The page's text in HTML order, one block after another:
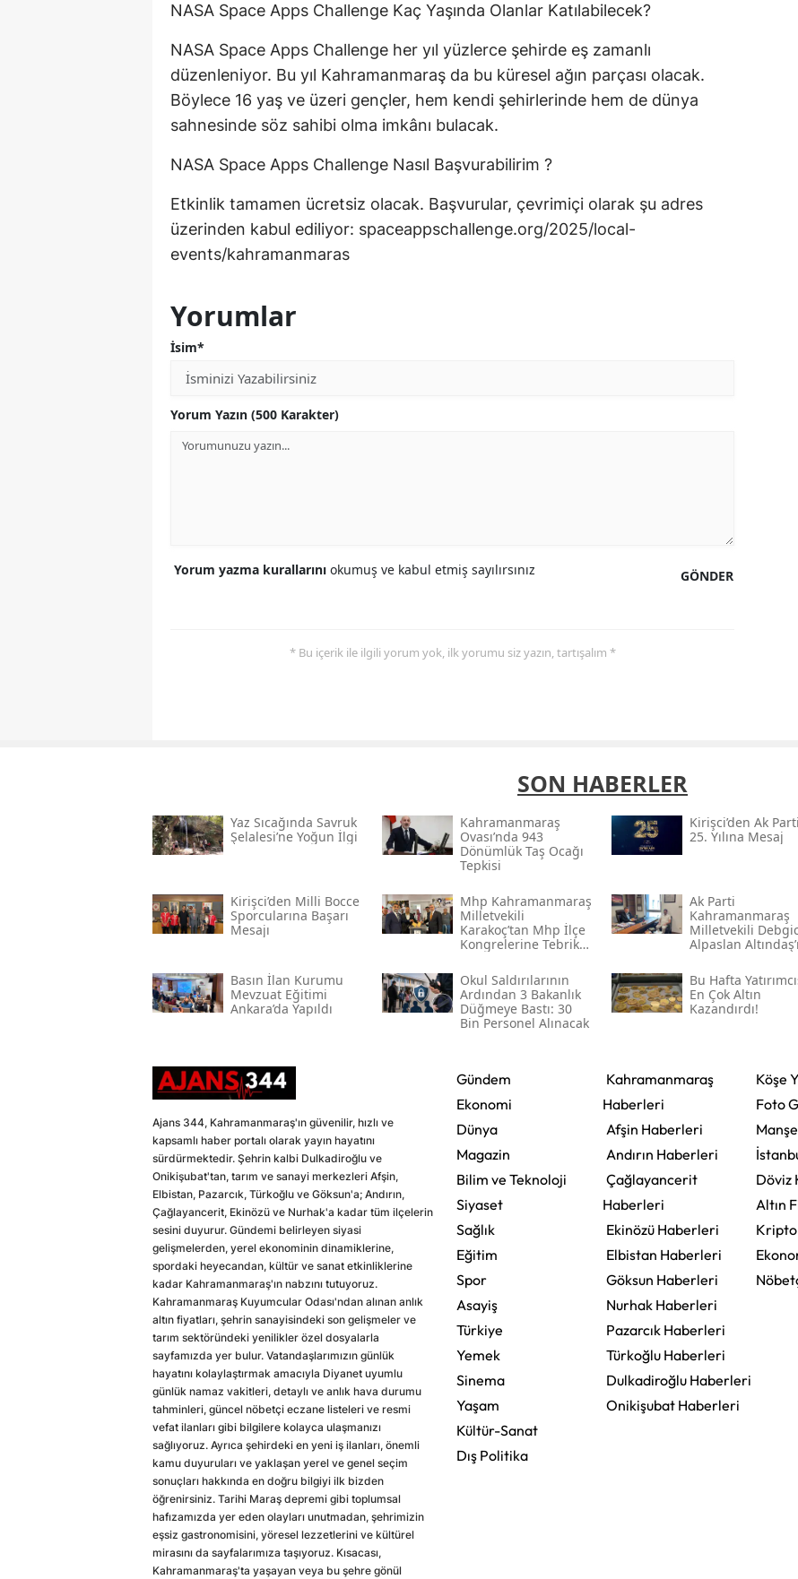
NASA Space Apps Challenge Kaç Yaşında Olanlar Katılabilecek?
NASA Space Apps Challenge her yıl yüzlerce şehirde eş zamanlı
düzenleniyor. Bu yıl Kahramanmaraş da bu küresel ağın parçası olacak.
Böylece 16 yaş ve üzeri gençler, hem kendi şehirlerinde hem de dünya
sahnesinde söz sahibi olma imkânı bulacak.
NASA Space Apps Challenge Nasıl Başvurabilirim ?
Etkinlik tamamen ücretsiz olacak. Başvurular, çevrimiçi olarak şu adres
üzerinden kabul ediliyor: spaceappschallenge.org/2025/local-
events/kahramanmaras
Yorumlar
İsim*
Yorum Yazın (500 Karakter)
GÖNDER
Yorum yazma kurallarını okumuş ve kabul etmiş sayılırsınız
* Bu içerik ile ilgili yorum yok, ilk yorumu siz yazın, tartışalım *
SON HABERLER
Yaz Sıcağında Savruk
Şelalesi’ne Yoğun İlgi
Kahramanmaraş
Ovası’nda 943
Dönümlük Taş Ocağı
Tepkisi
Kirişci’den Ak
25. Yılına Mesaj
Kirişci’den Milli Bocce
Sporcularına Başarı
Mesajı
Mhp Kahramanmaraş
Milletvekili
Karakoç’tan Mhp İlçe
Kongrelerine Tebrik
Ak Parti
Kahramanmaraş
Milletvekili
Alpaslan Altındaş’ı
Basın İlan Kurumu
Mevzuat Eğitimi
Ankara’da Yapıldı
Okul Saldırılarının
Ardından 3 Bakanlık
Düğmeye Bastı: 30
Bin Personel Alınacak
Bu Hafta
En Çok Altın
Kazandırdı!
Ajans 344, Kahramanmaraş'ın güvenilir, hızlı ve
kapsamlı haber portalı olarak yayın hayatını
sürdürmektedir. Şehrin kalbi Dulkadiroğlu ve
Onikişubat'tan, tarım ve sanayi merkezleri Afşin,
Elbistan, Pazarcık, Türkoğlu ve Göksun'a; Andırın,
Çağlayancerit, Ekinözü ve Nurhak'a kadar tüm ilçelerin
sesini duyurur. Gündemi belirleyen siyasi
gelişmelerden, yerel ekonominin dinamiklerine,
spordaki heyecandan, kültür ve sanat etkinliklerine
kadar Kahramanmaraş'ın nabzını tutuyoruz.
Kahramanmaraş Kuyumcular Odası'ndan alınan anlık
altın fiyatları, şehrin sanayisindeki son gelişmeler ve
tarım sektöründeki yenilikler özel dosyalarla
sayfamızda yer bulur. Vatandaşlarımızın günlük
hayatını kolaylaştırmak amacıyla Diyanet uyumlu
günlük namaz vakitleri, detaylı ve anlık hava durumu
tahminleri, güncel nöbetçi eczane listeleri ve resmi
vefat ilanları gibi bilgilere kolayca ulaşmanızı
sağlıyoruz. Ayrıca şehirdeki en yeni iş ilanları, önemli
kamu duyuruları ve yaklaşan yerel ve genel seçim
sonuçları hakkında en doğru bilgiyi ilk bizden
öğrenirsiniz. Tarihi Maraş depremi gibi toplumsal
hafızamızda yer eden olayları unutmadan, şehrimizin
eşsiz gastronomisini, yöresel lezzetlerini ve kültürel
mirasını da sayfalarımıza taşıyoruz. Kısacası,
Kahramanmaraş'ta yaşayan veya bu şehre gönül
Gündem
Ekonomi
Dünya
Magazin
Bilim ve Teknoloji
Siyaset
Sağlık
Eğitim
Spor
Asayiş
Türkiye
Yemek
Sinema
Yaşam
Kültür-Sanat
Dış Politika
Kahramanmaraş
Haberleri
Afşin Haberleri
Andırın Haberleri
Çağlayancerit
Haberleri
Ekinözü Haberleri
Elbistan Haberleri
Göksun Haberleri
Nurhak Haberleri
Pazarcık Haberleri
Türkoğlu Haberleri
Dulkadiroğlu Haberleri
Onikişubat Haberleri
Köşe
Foto
Döviz
Altın
Kripto